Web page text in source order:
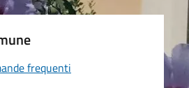
frequenti